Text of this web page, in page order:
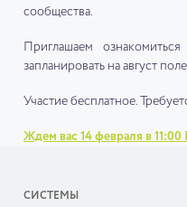
сообщества.
Приглашаем
запланировать на август
Участие бесплатное.
Ждем вас 14 февраля в
СИСТЕМЫ